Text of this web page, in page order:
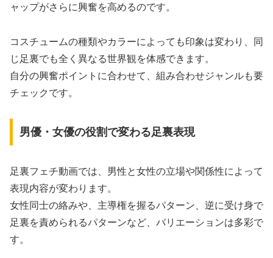
ャップがさらに興奮を高めるのです。
コスチュームの種類やカラーによっても印象は変わり、同
じ足裏でも全く異なる世界観を体感できます。
自分の興奮ポイントに合わせて、組み合わせジャンルも要
チェックです。
男優・女優の役割で変わる足裏表現
足裏フェチ動画では、男性と女性の立場や関係性によって
表現内容が変わります。
女性同士の絡みや、主導権を握るパターン、逆に受け身で
足裏を責められるパターンなど、バリエーションは多彩で
す。